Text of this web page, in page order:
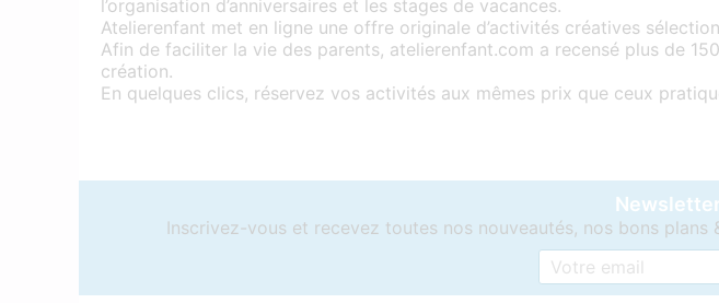
l’organisation d’anniversaires et les stages de vacances.
Atelierenfant met en ligne une offre originale d’activités créatives
Afin de faciliter la vie des parents, atelierenfant.com a recensé plus de
création.
En quelques clics, réservez vos activités aux mêmes prix que ceux
Inscrivez-vous et recevez toutes nos nouveautés, nos bons